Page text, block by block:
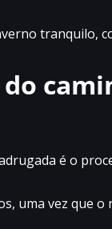
tranquilo,
é o
uma vez que